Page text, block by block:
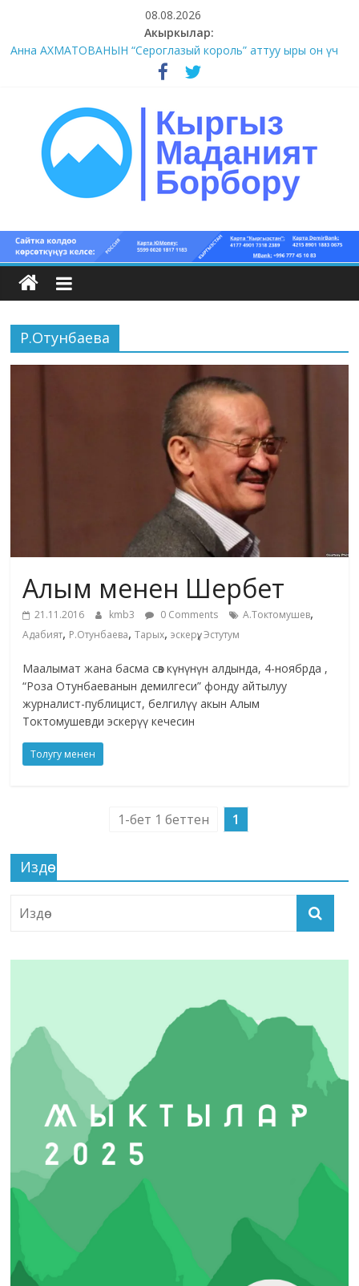
content
08.08.2026
Акыркылар:
Анна АХМАТОВАНЫН “Сероглазый король” аттуу ыры он үч
#5-8 (55 сөз сынагы)
#1-4 (55 сөз сынагы)
Кыргыз
маданият
борбору
Кыргыз
Р.Отунбаева
Алым менен Шербет
21.11.2016 kmb3 0 Comments А.Токтомушев,
Адабият, Р.Отунбаева,Тарых,эскерүү,Эстутум
Маалымат жана басма сөз күнүнүн алдында, 4-ноябрда ,
“Роза Отунбаеванын демилгеси” фонду айтылуу
журналист-публицист, белгилүү акын Алым
Токтомушевди эскерүү кечесин
Толугу менен
1-бет 1 беттен 1
Издөө